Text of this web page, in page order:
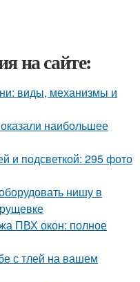
на сайте:
виды, механизмы и
наибольшее
и подсветкой: 295 фото
нишу в
ПВХ окон: полное
с тлей на вашем